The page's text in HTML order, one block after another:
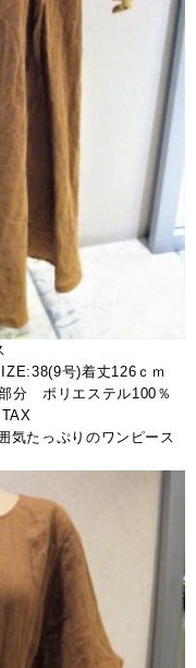
号)着丈126ｃｍ
分 ポリエステル100％
気たっぷりのワンピース